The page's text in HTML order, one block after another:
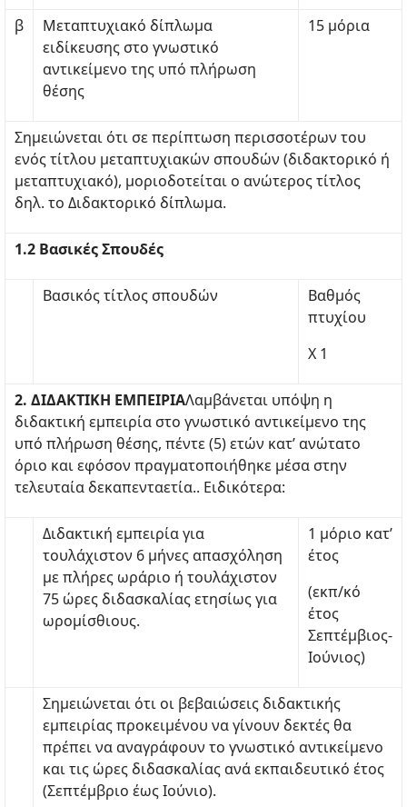
β
Μεταπτυχιακό δίπλωμα
ειδίκευσης στο γνωστικό
αντικείμενο της υπό πλήρωση
θέσης
15 μόρια
Σημειώνεται ότι σε περίπτωση περισσοτέρων του
ενός τίτλου μεταπτυχιακών σπουδών (διδακτορικό ή
μεταπτυχιακό), μοριοδοτείται ο ανώτερος τίτλος
δηλ. το Διδακτορικό δίπλωμα.
1.2 Βασικές Σπουδές
Βασικός τίτλος σπουδών
Βαθμός
πτυχίου
Χ 1
2. ΔΙΔΑΚΤΙΚΗ ΕΜΠΕΙΡΙΑΛαμβάνεται υπόψη η
διδακτική εμπειρία στο γνωστικό αντικείμενο της
υπό πλήρωση θέσης, πέντε (5) ετών κατ’ ανώτατο
όριο και εφόσον πραγματοποιήθηκε μέσα στην
τελευταία δεκαπενταετία.. Ειδικότερα:
Διδακτική εμπειρία για
τουλάχιστον 6 μήνες απασχόληση
με πλήρες ωράριο ή τουλάχιστον
75 ώρες διδασκαλίας ετησίως για
ωρομίσθιους.
1 μόριο κατ’
έτος
(εκπ/κό
έτος
Σεπτέμβιος-
Ιούνιος)
Σημειώνεται ότι οι βεβαιώσεις διδακτικής
εμπειρίας προκειμένου να γίνουν δεκτές θα
πρέπει να αναγράφουν το γνωστικό αντικείμενο
και τις ώρες διδασκαλίας ανά εκπαιδευτικό έτος
(Σεπτέμβριο έως Ιούνιο).